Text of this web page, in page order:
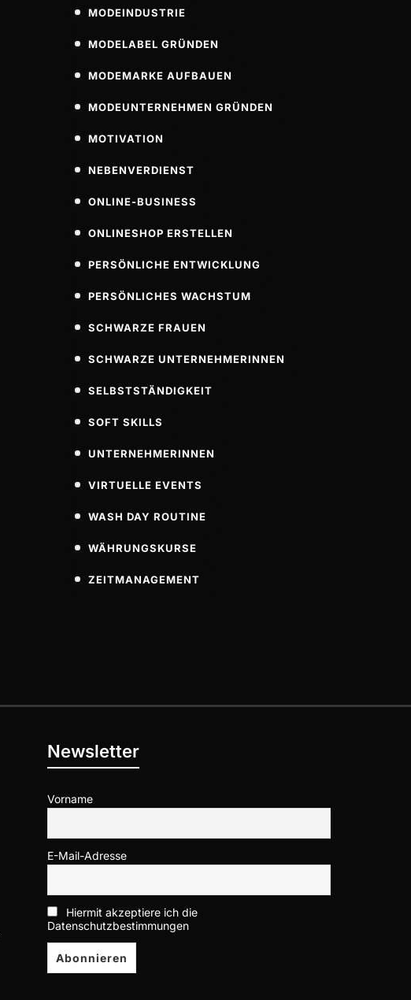
MODEINDUSTRIE
MODELABEL GRÜNDEN
MODEMARKE AUFBAUEN
MODEUNTERNEHMEN GRÜNDEN
MOTIVATION
NEBENVERDIENST
ONLINE-BUSINESS
ONLINESHOP ERSTELLEN
PERSÖNLICHE ENTWICKLUNG
PERSÖNLICHES WACHSTUM
SCHWARZE FRAUEN
SCHWARZE UNTERNEHMERINNEN
SELBSTSTÄNDIGKEIT
SOFT SKILLS
UNTERNEHMERINNEN
VIRTUELLE EVENTS
WASH DAY ROUTINE
WÄHRUNGSKURSE
ZEITMANAGEMENT
Newsletter
Vorname
E-Mail-Adresse
Hiermit akzeptiere ich die
Datenschutzbestimmungen